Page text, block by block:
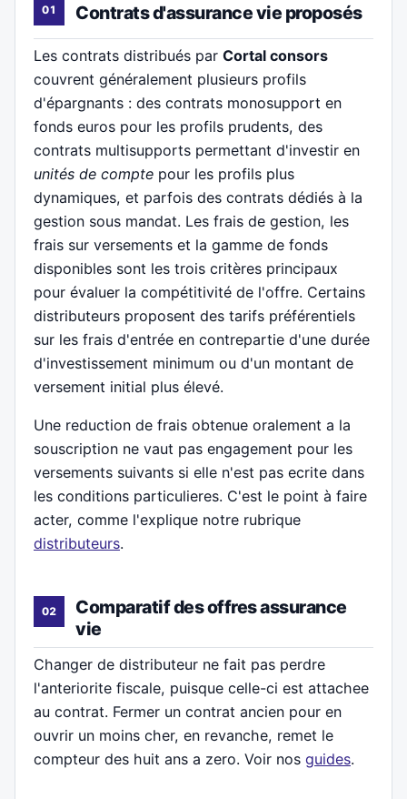
Contrats d'assurance vie proposés
Les contrats distribués par Cortal consors
couvrent généralement plusieurs profils
d'épargnants : des contrats monosupport en
fonds euros pour les profils prudents, des
contrats multisupports permettant d'investir en
unités de compte pour les profils plus
dynamiques, et parfois des contrats dédiés à la
gestion sous mandat. Les frais de gestion, les
frais sur versements et la gamme de fonds
disponibles sont les trois critères principaux
pour évaluer la compétitivité de l'offre. Certains
distributeurs proposent des tarifs préférentiels
sur les frais d'entrée en contrepartie d'une durée
d'investissement minimum ou d'un montant de
versement initial plus élevé.
Une reduction de frais obtenue oralement a la
souscription ne vaut pas engagement pour les
versements suivants si elle n'est pas ecrite dans
les conditions particulieres. C'est le point à faire
acter, comme l'explique notre rubrique
distributeurs.
Comparatif des offres assurance
vie
Changer de distributeur ne fait pas perdre
l'anteriorite fiscale, puisque celle-ci est attachee
au contrat. Fermer un contrat ancien pour en
ouvrir un moins cher, en revanche, remet le
compteur des huit ans a zero. Voir nos guides.